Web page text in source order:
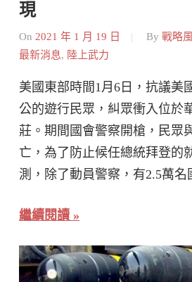
現
On 2021 年 1 月 19 日 By 戰略
最新消息, 陸上武力
美國東部時間1月6日，抗議美
公的遊行民眾，糾眾衝入位於
莊。期間國會警察開槍，民眾
亡，為了防止候任總統拜登的
測，除了動員警察，有2.5萬
繼續閱讀